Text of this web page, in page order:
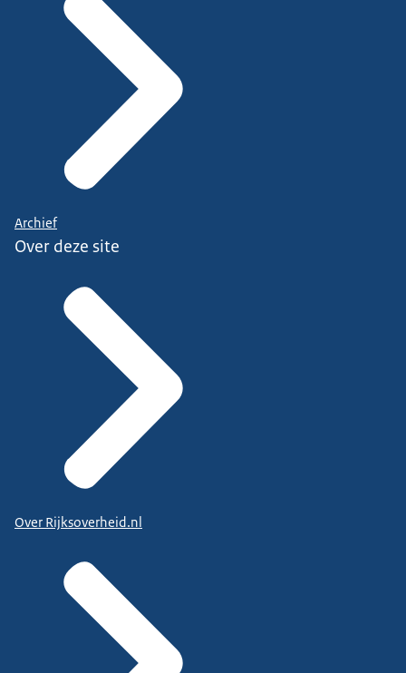
Archief
Over deze site
Over Rijksoverheid.nl